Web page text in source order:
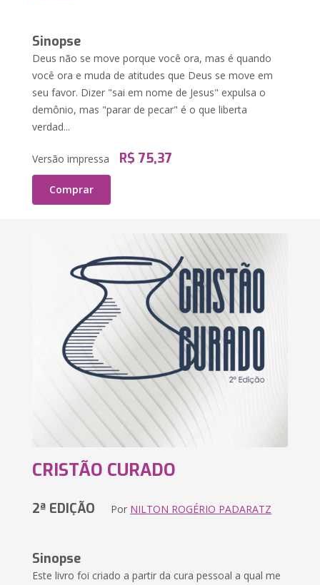
Sinopse
Deus não se move porque você ora, mas é quando
você ora e muda de atitudes que Deus se move em
seu favor. Dizer "sai em nome de Jesus" expulsa o
demônio, mas "parar de pecar" é o que liberta
verdad...
Versão impressa R$ 75,37
Comprar
CRISTÃO CURADO
2ª EDIÇÃO Por NILTON ROGÉRIO PADARATZ
Sinopse
Este livro foi criado a partir da cura pessoal a qual me